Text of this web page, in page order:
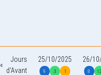
Jours
d'Avant
25/10/2025
9 3 1
26/
8 12